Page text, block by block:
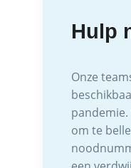
Hulp
Onze
om te